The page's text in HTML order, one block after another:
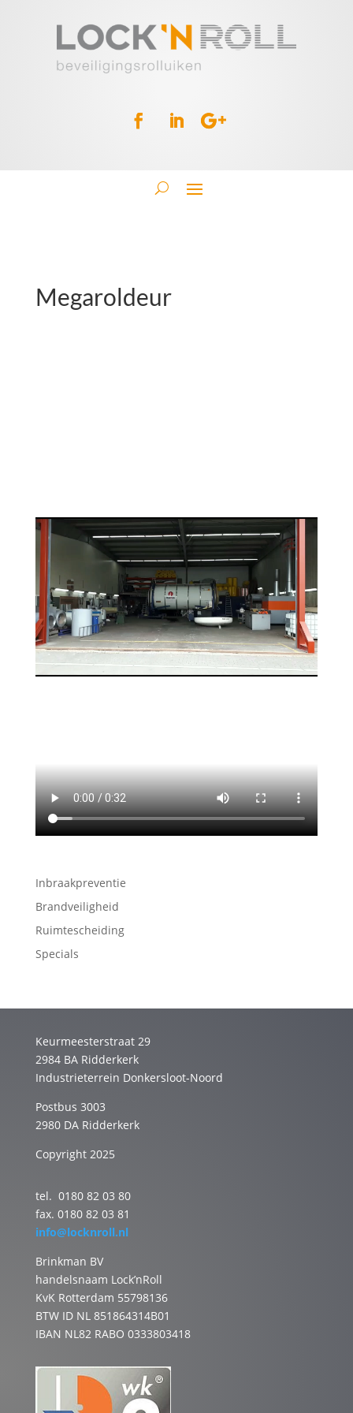
Megaroldeur
Inbraakpreventie
Brandveiligheid
Ruimtescheiding
Specials
Keurmeesterstraat 29
2984 BA Ridderkerk
Industrieterrein Donkersloot-Noord
Postbus 3003
2980 DA Ridderkerk
Copyright 2025
tel. 0180 82 03 80
fax. 0180 82 03 81
info@locknroll.nl
Brinkman BV
handelsnaam Lock’nRoll
KvK Rotterdam 55798136
BTW ID NL 851864314B01
IBAN NL82 RABO 0333803418